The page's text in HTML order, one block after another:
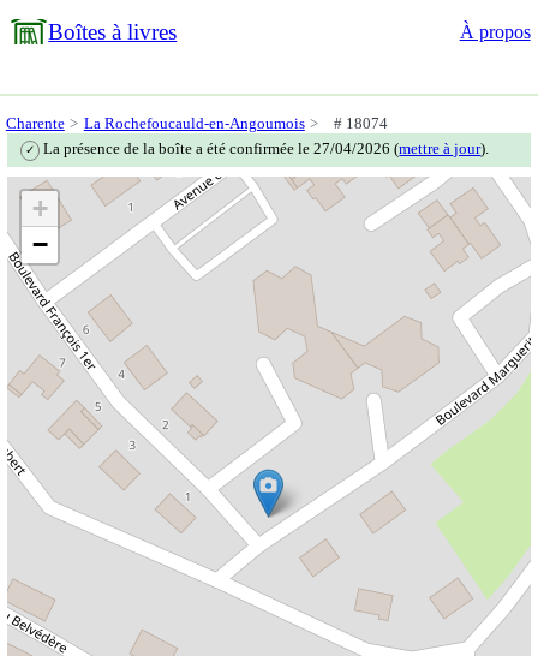
Boîtes à livres À propos
Charente La Rochefoucauld-en-Angoumois # 18074
✓ La présence de la boîte a été confirmée le 27/04/2026 (mettre à jour).
+
−